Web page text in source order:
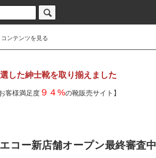
コンテンツを見る
した紳士靴を取り揃えました
お客様満足度 ９４%の靴販売サイト】
コー新店舗オープン最終審査中